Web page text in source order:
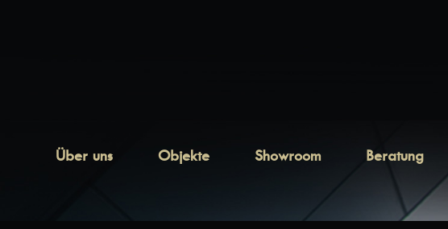
Über uns Objekte Showroom Beratung